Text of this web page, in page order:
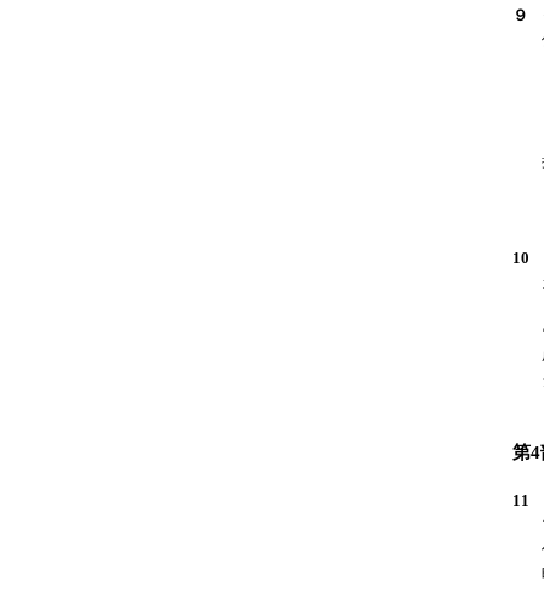
９
伝
描
10
カ
ト
ヴ
成
ダ
ロ
第
11
ア
作
時